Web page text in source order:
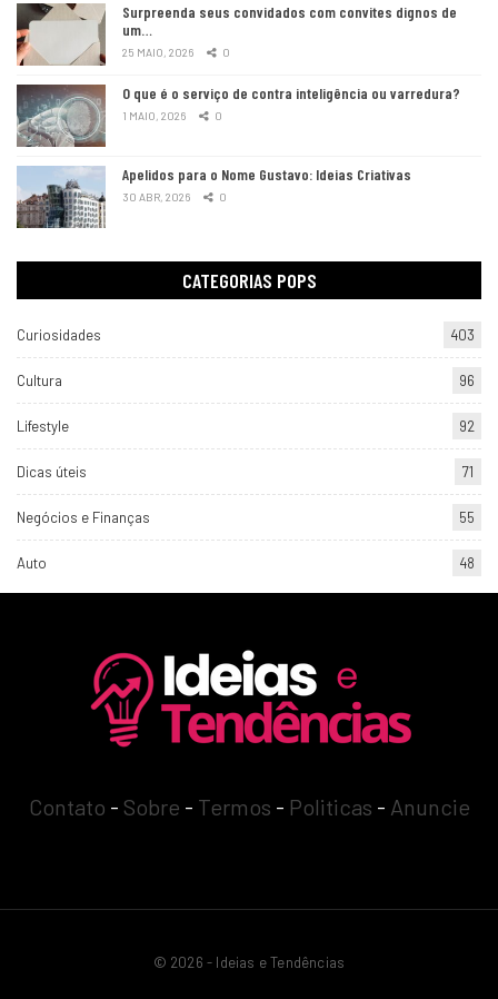
Surpreenda seus convidados com convites dignos de
um…
25 MAIO, 2026 0
O que é o serviço de contra inteligência ou varredura?
1 MAIO, 2026 0
Apelidos para o Nome Gustavo: Ideias Criativas
30 ABR, 2026 0
CATEGORIAS POPS
Curiosidades 403
Cultura 96
Lifestyle 92
Dicas úteis 71
Negócios e Finanças 55
Auto 48
Contato - Sobre - Termos - Politicas - Anuncie
© 2026 - Ideias e Tendências